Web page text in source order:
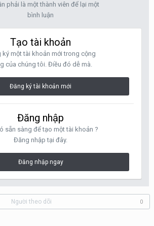
phải là một thành viên để lại một
bình luận
Tạo tài khoản
ký một tài khoản mới trong cộng
của chúng tôi. Điều đó dễ mà.
Đăng ký tài khoản mới
Đăng nhập
sẵn sàng để tạo một tài khoản ?
Đăng nhập tại đây.
Đăng nhập ngay
Người theo dõi 0